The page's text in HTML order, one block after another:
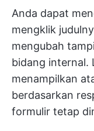
Anda dapat
mengklik
mengubah
bidang internal.
menampilkan
berdasarkan
formulir tetap